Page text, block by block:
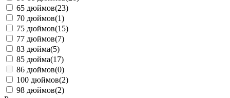
65 дюймов(23)
70 дюймов(1)
75 дюймов(15)
77 дюймов(7)
83 дюйма(5)
85 дюйма(17)
86 дюймов(0)
100 дюймов(2)
98 дюймов(2)